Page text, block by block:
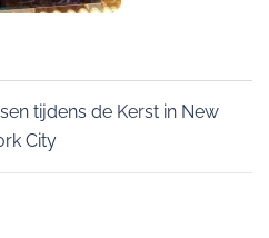
tijdens de Kerst in New
City